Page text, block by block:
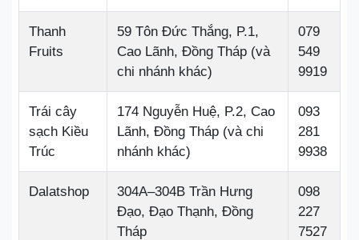
Thanh
Fruits
59 Tôn Đức Thắng, P.1,
Cao Lãnh, Đồng Tháp (và
chi nhánh khác)
079
549
9919
Trái cây
sạch Kiều
Trúc
174 Nguyễn Huệ, P.2, Cao
Lãnh, Đồng Tháp (và chi
nhánh khác)
093
281
9938
Dalatshop
304A–304B Trần Hưng
Đạo, Đạo Thạnh, Đồng
Tháp
098
227
7527